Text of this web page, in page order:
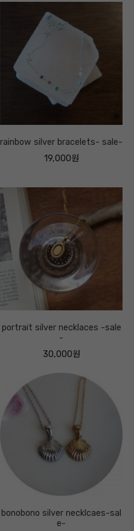
rainbow silver bracelets- sale-
19,000원
portrait silver necklaces -sale
-
30,000원
bonobono silver necklcaes-sal
e-